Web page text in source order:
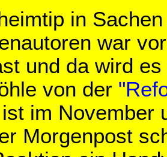
in
war
und da wird
von der
ist im November
Morgenpost